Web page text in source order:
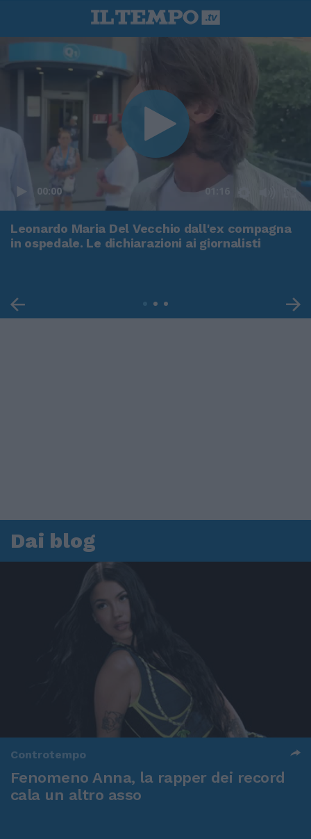
00:00 01:16
Leonardo Maria Del Vecchio dall'ex compagna
in ospedale. Le dichiarazioni ai giornalisti
Dai blog
Controtempo
Fenomeno Anna, la rapper dei record
cala un altro asso